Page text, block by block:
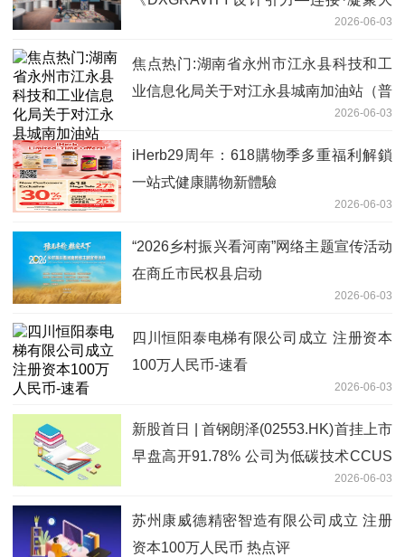
2026-06-03
焦点热门:湖南省永州市江永县科技和工
业信息化局关于对江永县城南加油站（普
2026-06-03
iHerb29周年：618購物季多重福利解鎖
一站式健康購物新體驗
2026-06-03
“2026乡村振兴看河南”网络主题宣传活动
在商丘市民权县启动
2026-06-03
四川恒阳泰电梯有限公司成立 注册资本
100万人民币-速看
2026-06-03
新股首日 | 首钢朗泽(02553.HK)首挂上市
早盘高开91.78% 公司为低碳技术CCUS
2026-06-03
苏州康威德精密智造有限公司成立 注册
资本100万人民币 热点评